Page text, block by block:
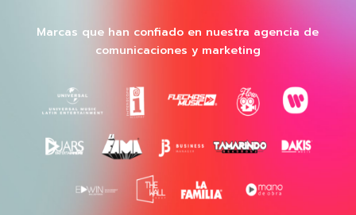
Marcas que han confiado en nuestra agencia de
comunicaciones y marketing